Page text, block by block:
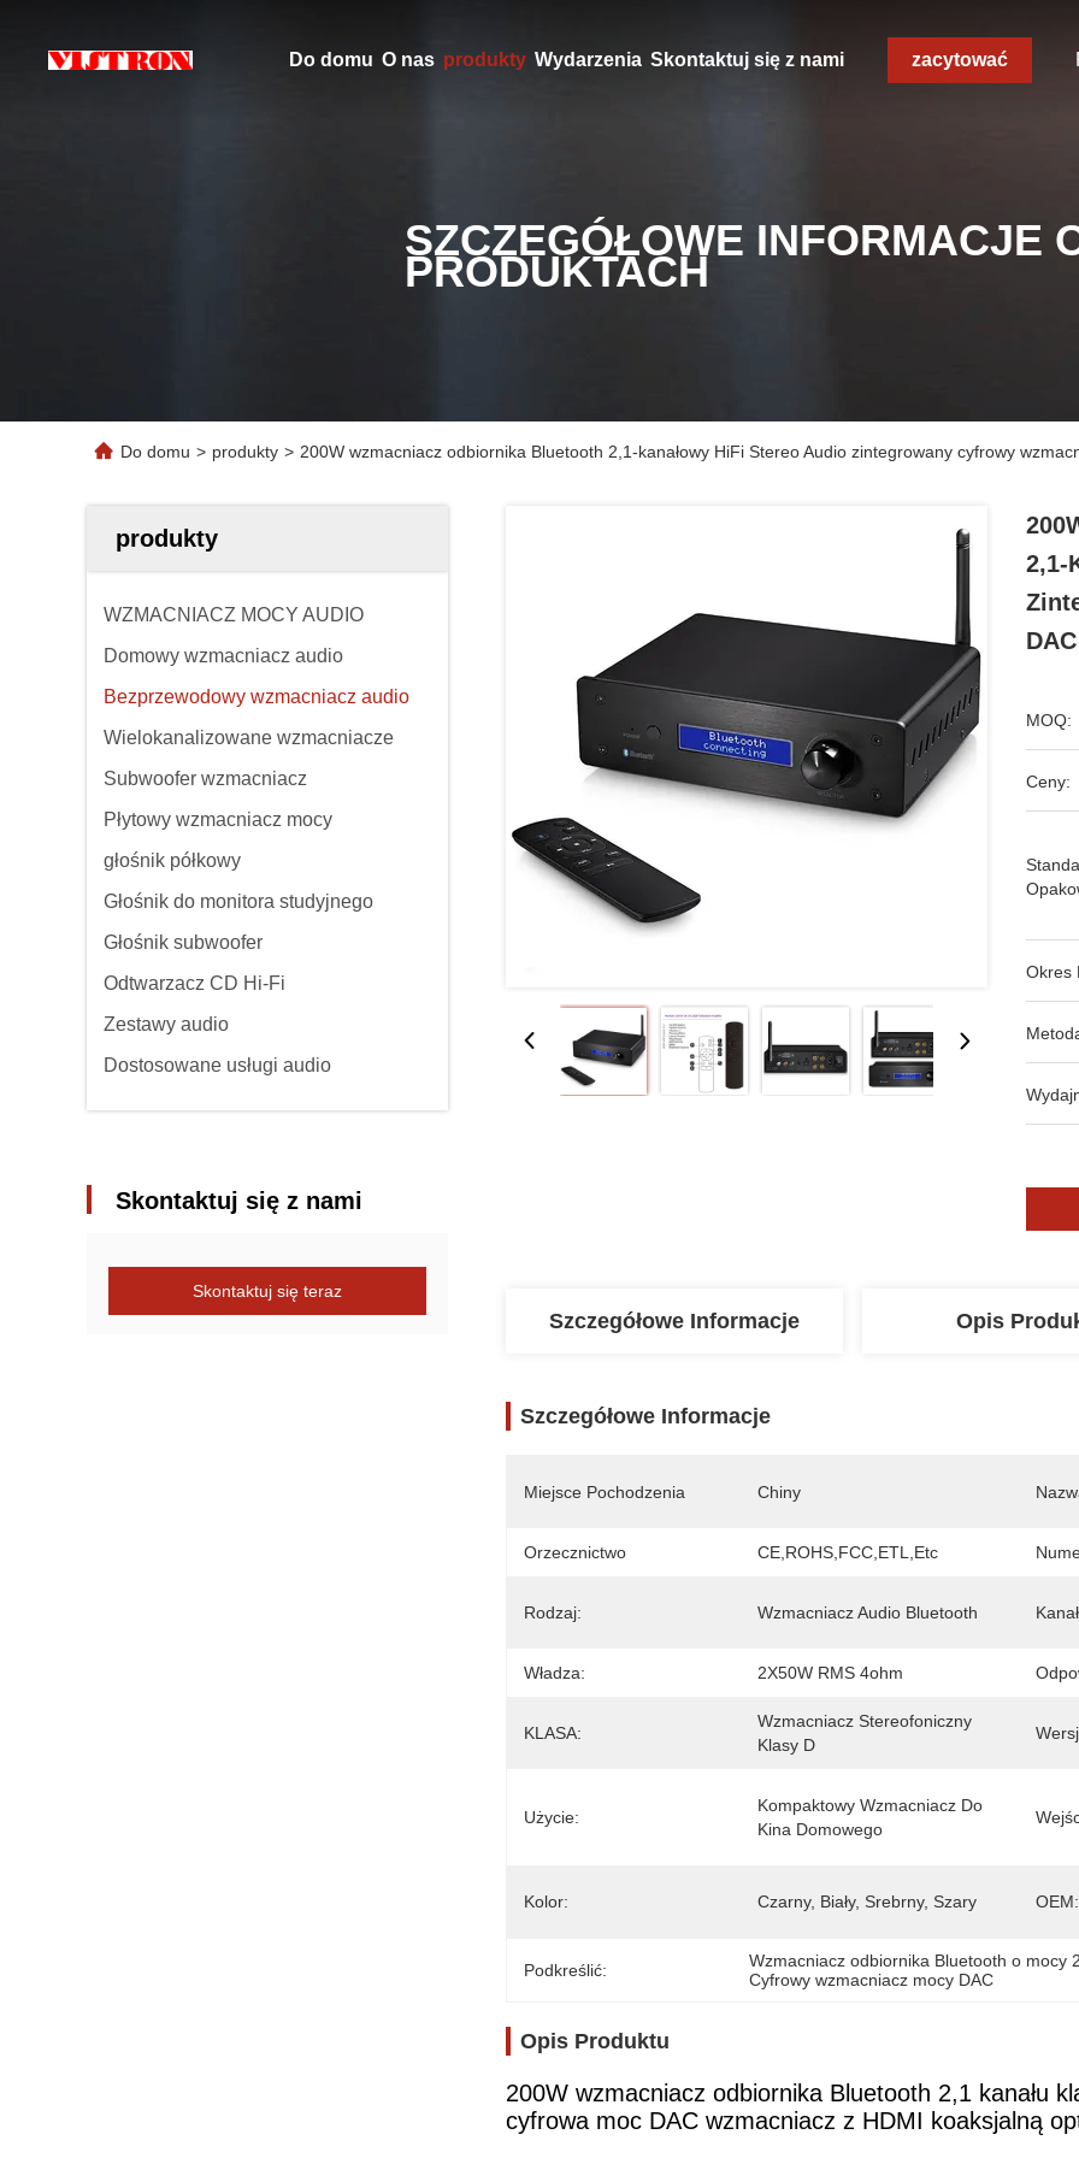
Do domu O nas produkty Wydarzenia Skontaktuj się z nami zacytować
SZCZEGÓŁOWE INFORMACJE
PRODUKTACH
Do domu > produkty > 200W wzmacniacz odbiornika Bluetooth 2,1-kanałowy HiFi Stereo Audio zintegrowany cyfrowy
produkty
WZMACNIACZ MOCY AUDIO
Domowy wzmacniacz audio
Bezprzewodowy wzmacniacz audio
Wielokanalizowane wzmacniacze
Subwoofer wzmacniacz
Płytowy wzmacniacz mocy
głośnik półkowy
Głośnik do monitora studyjnego
Głośnik subwoofer
Odtwarzacz CD Hi-Fi
Zestawy audio
Dostosowane usługi audio
Skontaktuj się z nami
Skontaktuj się teraz
2,1-
DAC
MOQ:
Ceny:
Okres
Szczegółowe Informacje Opis
Szczegółowe Informacje
Miejsce Pochodzenia Chiny
Orzecznictwo CE,ROHS,FCC,ETL,etc
Rodzaj: Wzmacniacz Audio Bluetooth
Władza: 2X50W RMS 4ohm
KLASA:
Wzmacniacz Stereofoniczny
Klasy D
Użycie:
Kompaktowy Wzmacniacz Do
Kina Domowego
Kolor: Czarny, Biały, Srebrny, Szary OEM:
Podkreślić:
Wzmacniacz odbiornika Bluetooth o mocy
Cyfrowy wzmacniacz mocy DAC
Opis Produktu
200W wzmacniacz odbiornika Bluetooth 2,1 kanału
cyfrowa moc DAC wzmacniacz z HDMI koaksjalną